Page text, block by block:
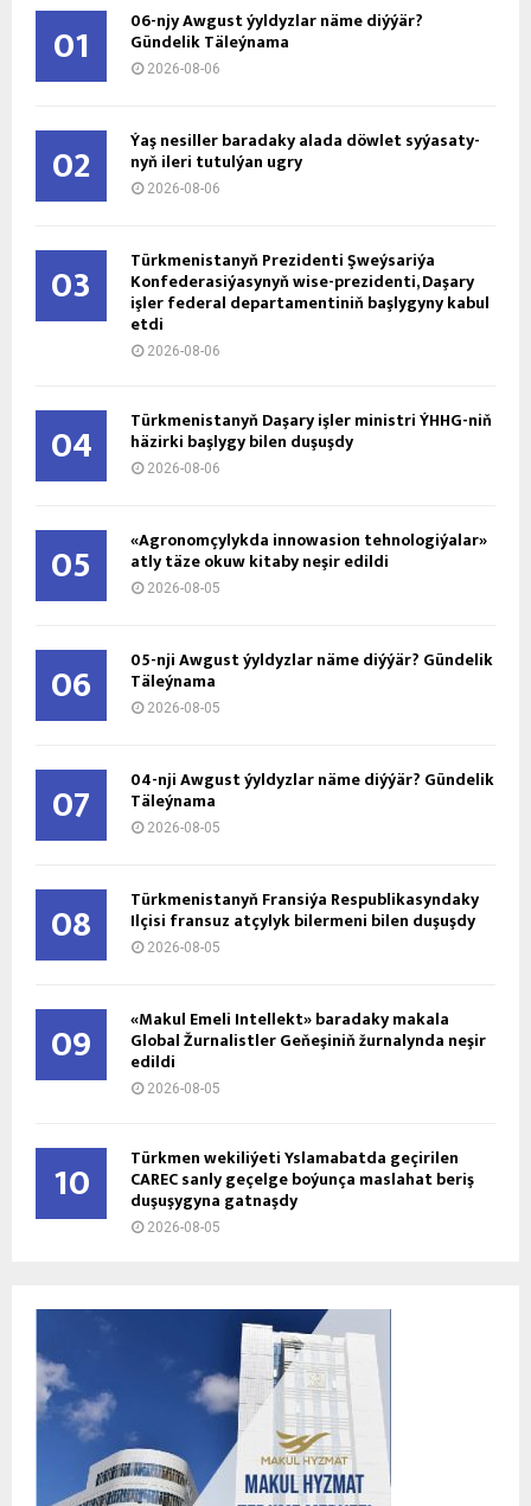
01 06-njy Awgust ýyldyzlar näme diýýär?
Gündelik Täleýnama
2026-08-06
02 Ýaş ne­sil­ler ba­ra­da­ky ala­da döw­let sy­ýa­sa­ty­
nyň ile­ri tu­tul­ýan ug­ry
2026-08-06
03 Türkmenistanyň Prezidenti Şweýsariýa
Konfederasiýasynyň wise-prezidenti, Daşary
işler federal departamentiniň başlygyny kabul
etdi
2026-08-06
04 Türkmenistanyň Daşary işler ministri ÝHHG-niň
häzirki başlygy bilen duşuşdy
2026-08-06
05 «Agronomçylykda innowasion tehnologiýalar»
atly täze okuw kitaby neşir edildi
2026-08-05
06 05-nji Awgust ýyldyzlar näme diýýär? Gündelik
Täleýnama
2026-08-05
07 04-nji Awgust ýyldyzlar näme diýýär? Gündelik
Täleýnama
2026-08-05
08 Türkmenistanyň Fransiýa Respublikasyndaky
Ilçisi fransuz atçylyk bilermeni bilen duşuşdy
2026-08-05
09 «Makul Emeli Intellekt» baradaky makala
Global Žurnalistler Geňeşiniň žurnalynda neşir
edildi
2026-08-05
10 Türkmen wekiliýeti Yslamabatda geçirilen
CAREC sanly geçelge boýunça maslahat beriş
duşuşygyna gatnaşdy
2026-08-05